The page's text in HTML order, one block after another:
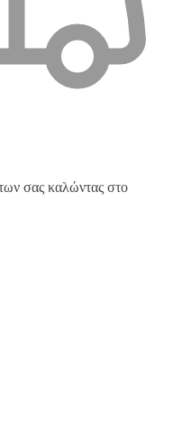
σας καλώντας στο